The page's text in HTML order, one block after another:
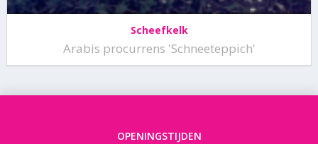
Scheefkelk
Arabis procurrens 'Schneeteppich'
OPENINGSTIJDEN